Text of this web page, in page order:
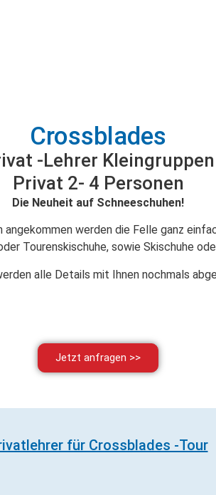
Crossblades
-Lehrer Kleingruppen
Privat 2- 4 Personen
Die Neuheit auf Schneeschuhen!
werden die Felle ganz
Tourenskischuhe, sowie Skischuhe
alle Details mit Ihnen nochmals
Jetzt anfragen >>
für Crossblades -Tour